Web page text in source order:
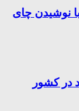
نوشیدن چای
در کشور